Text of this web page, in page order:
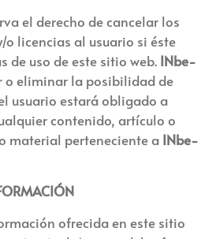
el derecho de cancelar los
licencias al usuario si éste
de uso de este sitio web. INbe-
o eliminar la posibilidad de
usuario estará obligado a
contenido, artículo o
material perteneciente a INbe-
ofrecida en este sitio